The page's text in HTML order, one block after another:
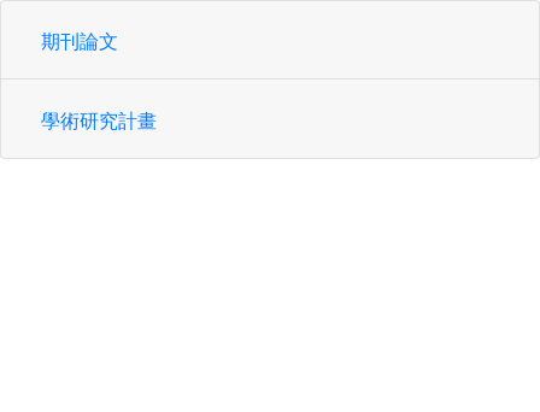
期刊論文
學術研究計畫